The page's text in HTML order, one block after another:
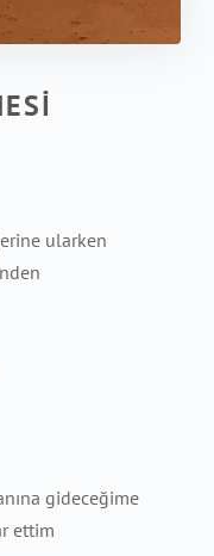
ularken
gideceğime
ettim